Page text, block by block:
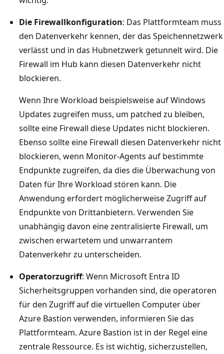
Die Firewallkonfiguration: Das Plattformteam muss
den Datenverkehr kennen, der das Speichennetzwerk
verlässt und in das Hubnetzwerk getunnelt wird. Die
Firewall im Hub kann diesen Datenverkehr nicht
blockieren.
Wenn Ihre Workload beispielsweise auf Windows
Updates zugreifen muss, um patched zu bleiben,
sollte eine Firewall diese Updates nicht blockieren.
Ebenso sollte eine Firewall diesen Datenverkehr nicht
blockieren, wenn Monitor-Agents auf bestimmte
Endpunkte zugreifen, da dies die Überwachung von
Daten für Ihre Workload stören kann. Die
Anwendung erfordert möglicherweise Zugriff auf
Endpunkte von Drittanbietern. Verwenden Sie
unabhängig davon eine zentralisierte Firewall, um
zwischen erwartetem und unwarrantem
Datenverkehr zu unterscheiden.
Operatorzugriff: Wenn Microsoft Entra ID
Sicherheitsgruppen vorhanden sind, die operatoren
für den Zugriff auf die virtuellen Computer über
Azure Bastion verwenden, informieren Sie das
Plattformteam. Azure Bastion ist in der Regel eine
zentrale Ressource. Es ist wichtig, sicherzustellen,